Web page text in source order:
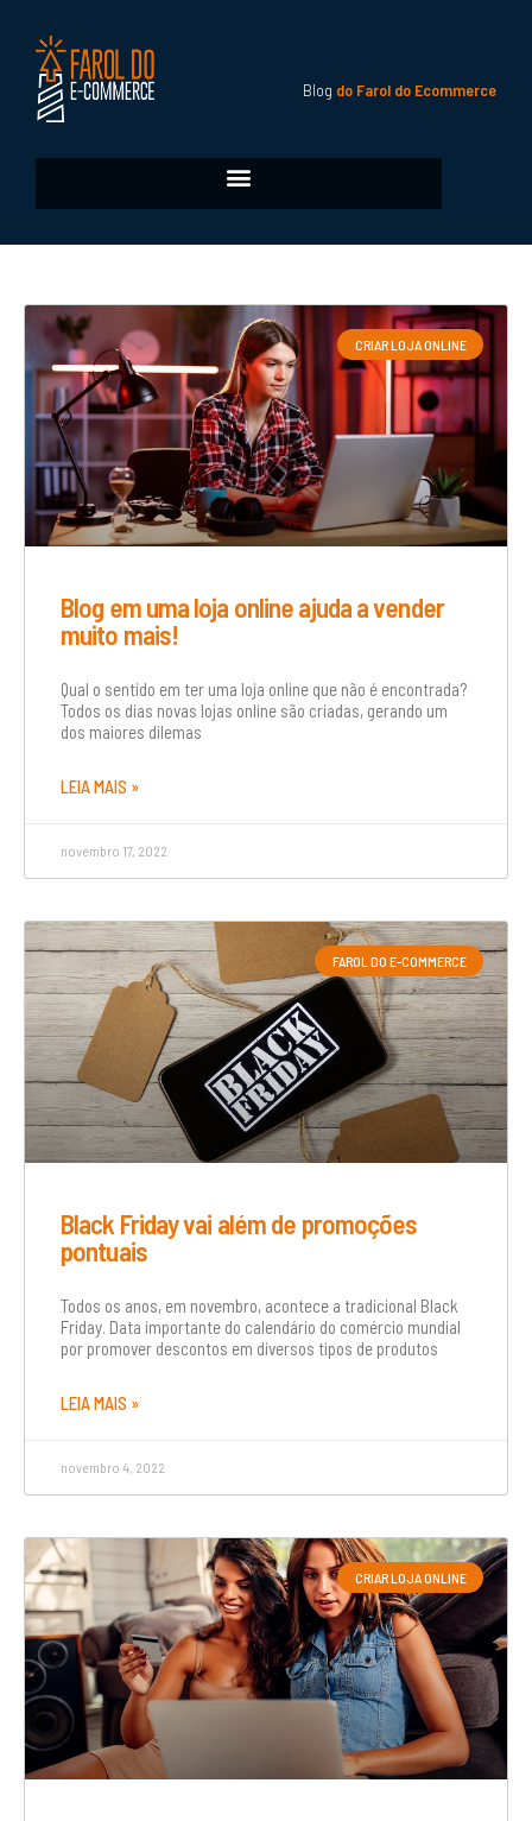
Blog do Farol do Ecommerce
CRIAR LOJA ONLINE
Blog em uma loja online ajuda a vender
muito mais!
Qual o sentido em ter uma loja online que não é encontrada?
Todos os dias novas lojas online são criadas, gerando um
dos maiores dilemas
LEIA MAIS »
novembro 17, 2022
FAROL DO E-COMMERCE
Black Friday vai além de promoções
pontuais
Todos os anos, em novembro, acontece a tradicional Black
Friday. Data importante do calendário do comércio mundial
por promover descontos em diversos tipos de produtos
LEIA MAIS »
novembro 4, 2022
CRIAR LOJA ONLINE